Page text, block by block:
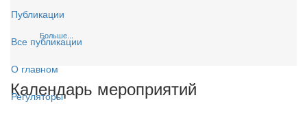
Публикации
Все публикации
О главном
Регуляторы
Больше...
Календарь мероприятий